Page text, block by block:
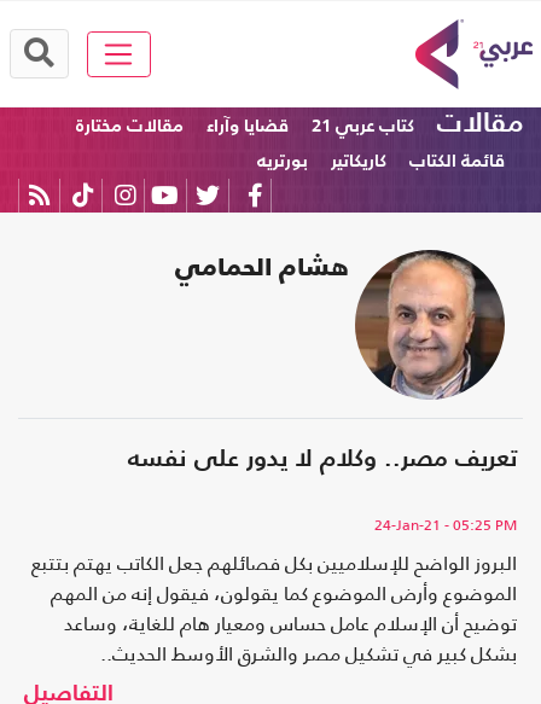
مقالات كتاب عربي 21 قضايا وآراء
مقالات مختارة
قائمة الكتاب
كاريكاتير بورتريه
هشام الحمامي
تعريف مصر.. وكلام لا يدور على نفسه
24-Jan-21 - 05:25 PM
البروز الواضح للإسلاميين بكل فصائلهم جعل الكاتب يهتم بتتبع
الموضوع وأرض الموضوع كما يقولون، فيقول إنه من المهم
توضيح أن الإسلام عامل حساس ومعيار هام للغاية، وساعد
بشكل كبير في تشكيل مصر والشرق الأوسط الحديث..
التفاصيل